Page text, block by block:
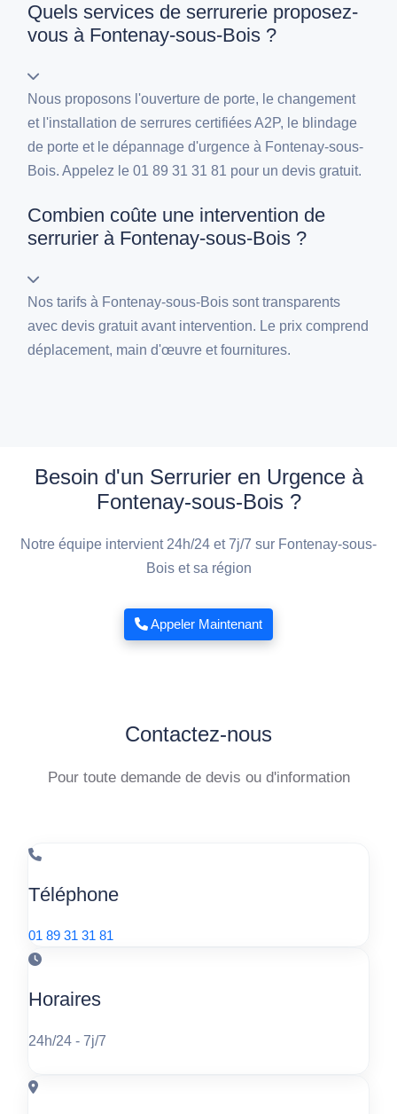
Quels services de serrurerie proposez-
vous à Fontenay-sous-Bois ?
Nous proposons l'ouverture de porte, le changement
et l'installation de serrures certifiées A2P, le blindage
de porte et le dépannage d'urgence à Fontenay-sous-
Bois. Appelez le 01 89 31 31 81 pour un devis gratuit.
Combien coûte une intervention de
serrurier à Fontenay-sous-Bois ?
Nos tarifs à Fontenay-sous-Bois sont transparents
avec devis gratuit avant intervention. Le prix comprend
déplacement, main d'œuvre et fournitures.
Besoin d'un Serrurier en Urgence à
Fontenay-sous-Bois ?
Notre équipe intervient 24h/24 et 7j/7 sur Fontenay-sous-
Bois et sa région
Appeler Maintenant
Contactez-nous
Pour toute demande de devis ou d'information
Téléphone
01 89 31 31 81
Horaires
24h/24 - 7j/7